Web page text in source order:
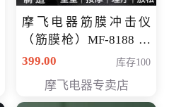
摩飞电器筋膜冲击仪
（筋膜枪）MF-8188 会
员专享价268元
399.00 库存100
摩飞电器专卖店